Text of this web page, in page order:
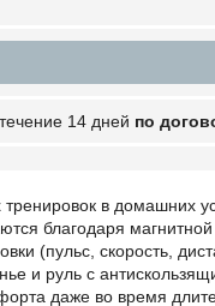
14 дней по
в домашних
благодаря
(пульс, скорость,
и руль с
даже во время